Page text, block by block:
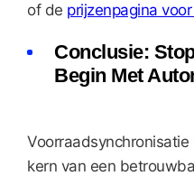
of de prijzenpagina
Conclusie:
Begin Met
kern van een